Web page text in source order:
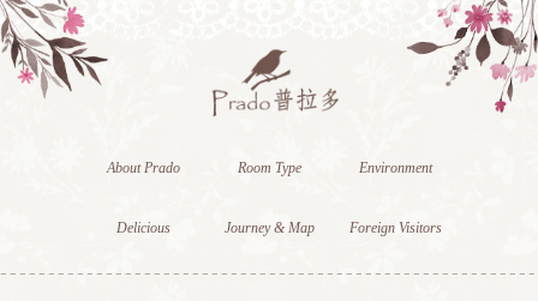
About Prado Room Type Environment
Delicious Journey & Map Foreign Visitors